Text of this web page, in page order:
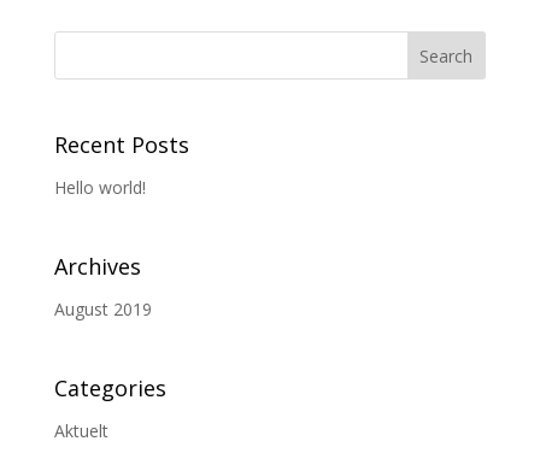
Recent Posts
Hello world!
Archives
August 2019
Categories
Aktuelt